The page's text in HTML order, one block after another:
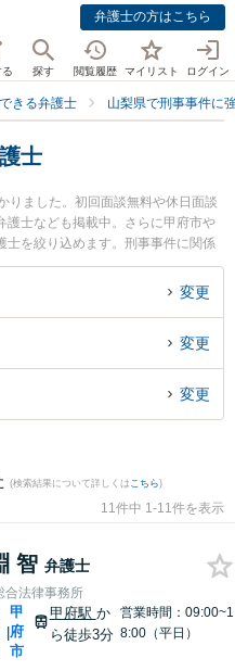
弁護士の方はこちら
探す 閲覧履歴 マイリスト ログイン
きる弁護士 山梨県で刑事事件に
士
りました。初回面談無料や休日面談
護士なども掲載中。さらに甲府市や
士を絞り込めます。刑事事件に関係
等の細かな分野での絞り込み検索も
淵 智弁護士や丹澤法律事務所の丹
すぐに弁護士に相談したい』『不起
士を検索したい』『初回相談無料で
に相談予約したい』などでお困りの
変更
変更
変更
(検索結果について詳しくは こちら)
11件中 1-11件を表示
智 弁護士
合法律事務所
|
甲
府
市
甲府駅 か
ら徒歩3分
営業時間：09:00~1
8:00（平日）